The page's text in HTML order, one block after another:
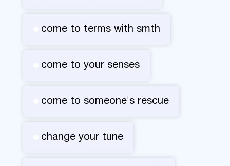
come to terms with smth
come to your senses
come to someone's rescue
change your tune